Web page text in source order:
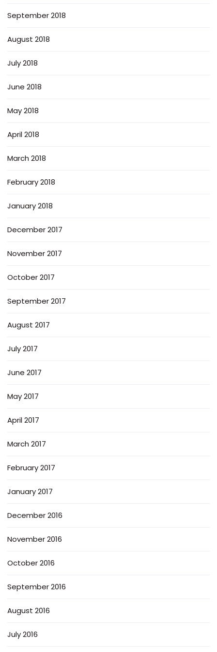
September 2018
August 2018
July 2018
June 2018
May 2018
April 2018
March 2018
February 2018
January 2018
December 2017
November 2017
October 2017
September 2017
August 2017
July 2017
June 2017
May 2017
April 2017
March 2017
February 2017
January 2017
December 2016
November 2016
October 2016
September 2016
August 2016
July 2016